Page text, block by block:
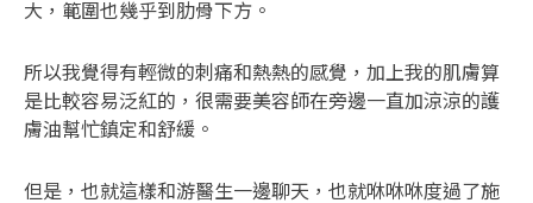
大，範圍也幾乎到肋骨下方。
所以我覺得有輕微的刺痛和熱熱的感覺，加上我的肌膚算
是比較容易泛紅的，很需要美容師在旁邊一直加涼涼的護
膚油幫忙鎮定和舒緩。
但是，也就這樣和游醫生一邊聊天，也就咻咻咻度過了施